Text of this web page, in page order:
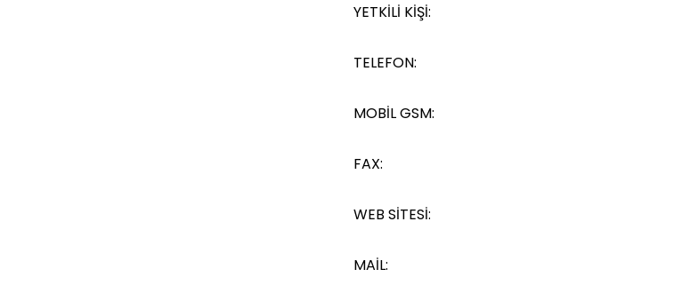
YETKİLİ KİŞİ:
TELEFON:
MOBİL GSM:
FAX:
WEB SİTESİ:
MAİL: